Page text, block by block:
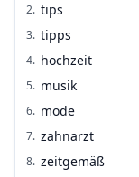
2. tips
3. tipps
4. hochzeit
5. musik
6. mode
7. zahnarzt
8. zeitgemäß